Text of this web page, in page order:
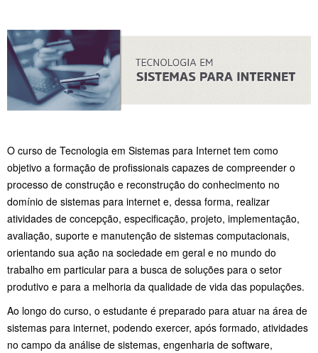
O curso de Tecnologia em Sistemas para Internet tem como
objetivo a formação de profissionais capazes de compreender o
processo de construção e reconstrução do conhecimento no
domínio de sistemas para internet e, dessa forma, realizar
atividades de concepção, especificação, projeto, implementação,
avaliação, suporte e manutenção de sistemas computacionais,
orientando sua ação na sociedade em geral e no mundo do
trabalho em particular para a busca de soluções para o setor
produtivo e para a melhoria da qualidade de vida das populações.
Ao longo do curso, o estudante é preparado para atuar na área de
sistemas para internet, podendo exercer, após formado, atividades
no campo da análise de sistemas, engenharia de software,